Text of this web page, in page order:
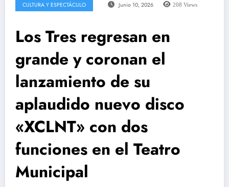
CULTURA Y ESPECTÁCULO Junio 10, 2026 208 Views
Los Tres regresan en
grande y coronan el
lanzamiento de su
aplaudido nuevo disco
«XCLNT» con dos
funciones en el Teatro
Municipal